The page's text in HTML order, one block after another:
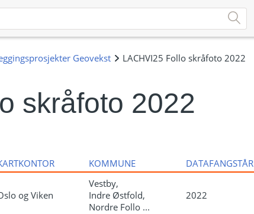
skråfoto 2022
KOMMUNE DATAFANGSTÅR
og Viken
Vestby,
Indre Østfold,
Nordre Follo ...
2022